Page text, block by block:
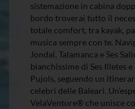
sistemazione in cabina
bordo troverai tutto il
totale comfort, tra kayak,
musica sempre con te.
Jondal, Talamanca e Ses
bianchissime di Ses Illetes
Pujols, seguendo un
celebri delle Baleari.
VelaVenture® che unisce